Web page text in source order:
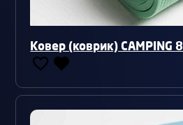
Ковер (коврик) CAMPING 8